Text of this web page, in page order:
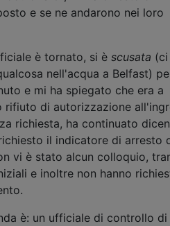
e se ne andarono nei loro
è tornato, si è scusata (ci
nell'acqua a Belfast)
e mi ha spiegato che era a
rifiuto di autorizzazione
richiesta, ha continuato
il indicatore di arresto
vi è stato alcun colloquio,
e inoltre non hanno
è: un ufficiale di controllo di